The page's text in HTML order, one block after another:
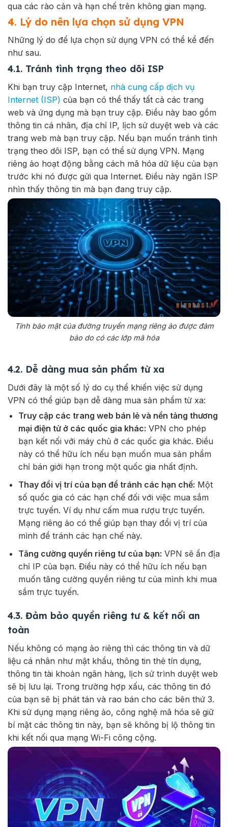
qua các rào cản và hạn chế trên không gian mạng.
4. Lý do nên lựa chọn sử dụng VPN
Những lý do để lựa chọn sử dụng VPN có thể kể đến
như sau.
4.1. Tránh tình trạng theo dõi ISP
Khi bạn truy cập Internet, nhà cung cấp dịch vụ
Internet (ISP) của bạn có thể thấy tất cả các trang
web và ứng dụng mà bạn truy cập. Điều này bao gồm
thông tin cá nhân, địa chỉ IP, lịch sử duyệt web và các
trang web mà bạn truy cập. Nếu bạn muốn tránh tình
trạng theo dõi ISP, bạn có thể sử dụng VPN. Mạng
riêng ảo hoạt động bằng cách mã hóa dữ liệu của bạn
trước khi nó được gửi qua Internet. Điều này ngăn ISP
nhìn thấy thông tin mà bạn đang truy cập.
Tính bảo mật của đường truyền mạng riêng ảo được đảm
bảo do có các lớp mã hóa
4.2. Dễ dàng mua sản phẩm từ xa
Dưới đây là một số lý do cụ thể khiến việc sử dụng
VPN có thể giúp bạn dễ dàng mua sản phẩm từ xa:
Truy cập các trang web bán lẻ và nền tảng thương
mại điện tử ở các quốc gia khác: VPN cho phép
bạn kết nối với máy chủ ở các quốc gia khác. Điều
này có thể hữu ích nếu bạn muốn mua sản phẩm
chỉ bán giới hạn trong một quốc gia nhất định.
Thay đổi vị trí của bạn để tránh các hạn chế: Một
số quốc gia có các hạn chế đối với việc mua sắm
trực tuyến. Ví dụ như cấm mua rượu trực tuyến.
Mạng riêng ảo có thể giúp bạn thay đổi vị trí của
mình để tránh các hạn chế này.
Tăng cường quyền riêng tư của bạn: VPN sẽ ẩn địa
chỉ IP của bạn. Điều này có thể hữu ích nếu bạn
muốn tăng cường quyền riêng tư của mình khi mua
sắm trực tuyến.
4.3. Đảm bảo quyền riêng tư & kết nối an
toàn
Nếu không có mạng ảo riêng thì các thông tin và dữ
liệu cá nhân như mật khẩu, thông tin thẻ tín dụng,
thông tin tài khoản ngân hàng, lịch sử trình duyệt web
sẽ bị lưu lại. Trong trường hợp xấu, các thông tin đó
của bạn sẽ bị phát tán và rao bán cho các bên thứ 3.
Khi sử dụng mạng riêng ảo, công nghệ mã hóa sẽ giữ
bí mật các thông tin này, bạn sẽ không bị lộ thông tin
khi kết nối qua mạng Wi-Fi công cộng.